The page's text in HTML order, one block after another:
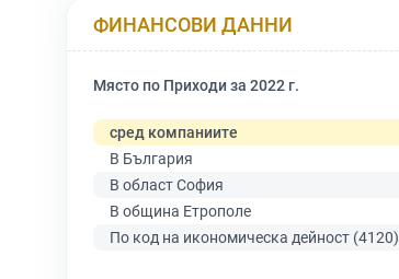
ФИНАНСОВИ ДАННИ
Място по Приходи за 2022 г.
сред компаниите
В България
В област София
В община Етрополе
По код на икономическа дейност (4120)